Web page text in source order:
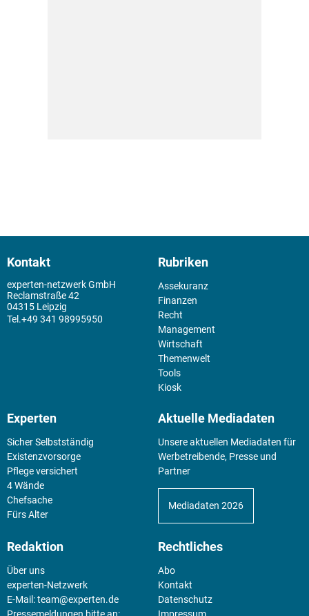
Kontakt
experten-netzwerk GmbH
Reclamstraße 42
04315 Leipzig
+49 341 98995950
Rubriken
Assekuranz
Finanzen
Recht
Management
Wirtschaft
Themenwelt
Tools
Kiosk
Experten
Sicher Selbstständig
Existenz­vorsorge
Pflege versichert
4 Wände
Chefsache
Fürs Alter
Aktuelle Mediadaten
Unsere aktuellen Mediadaten für
Werbetreibende, Presse und
Partner
Mediadaten 2026
Redaktion
Über uns
experten-Netzwerk
E-Mail:team@experten.de
Rechtliches
Abo
Kontakt
Datenschutz